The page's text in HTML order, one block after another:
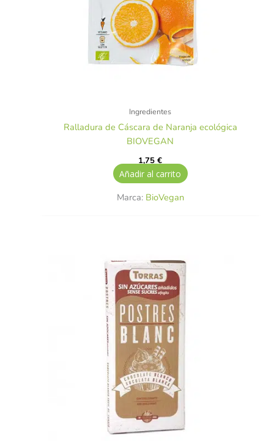
Ingredientes
Ralladura de Cáscara de Naranja ecológica
BIOVEGAN
1,75€
Añadir al carrito
Marca: BioVegan